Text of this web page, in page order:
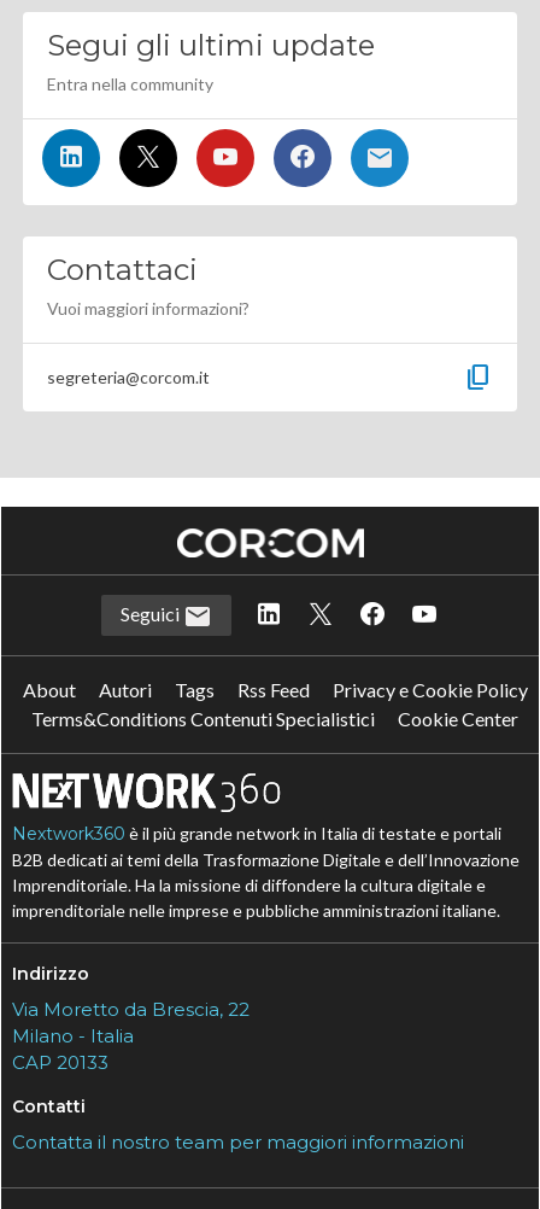
Segui gli ultimi update
Entra nella community
Contattaci
Vuoi maggiori informazioni?
segreteria@corcom.it content_copy
Seguici
About Autori Tags Rss Feed
Privacy e Cookie Policy
Terms&Conditions Contenuti Specialistici
Cookie Center
Nextwork360 è il più grande network in Italia di testate e portali
B2B dedicati ai temi della Trasformazione Digitale e dell’Innovazione
Imprenditoriale. Ha la missione di diffondere la cultura digitale e
imprenditoriale nelle imprese e pubbliche amministrazioni italiane.
Indirizzo
Via Moretto da Brescia, 22
Milano - Italia
CAP 20133
Contatti
Contatta il nostro team per maggiori informazioni